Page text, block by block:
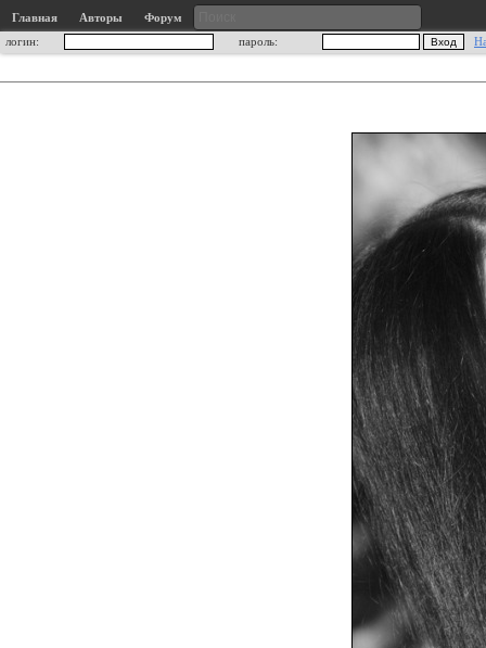
Главная Авторы
Форум
логин:
пароль: